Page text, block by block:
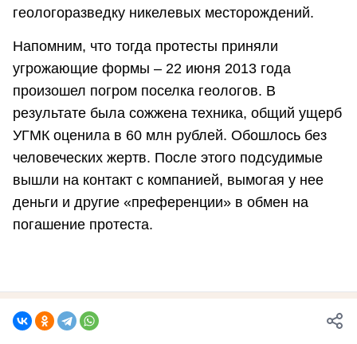
геологоразведку никелевых месторождений.
Напомним, что тогда протесты приняли
угрожающие формы – 22 июня 2013 года
произошел погром поселка геологов. В
результате была сожжена техника, общий ущерб
УГМК оценила в 60 млн рублей. Обошлось без
человеческих жертв. После этого подсудимые
вышли на контакт с компанией, вымогая у нее
деньги и другие «преференции» в обмен на
погашение протеста.